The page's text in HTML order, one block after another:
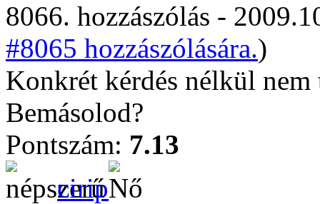
8066. hozzászólás -
#8065 hozzászólására.)
Konkrét kérdés nélkül
Bemásolod?
Pontszám: 7.13
cirip